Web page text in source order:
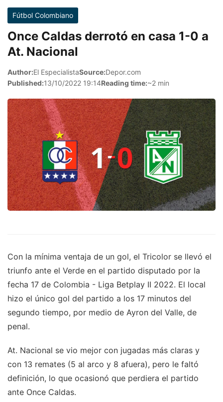
Fútbol Colombiano
Once Caldas derrotó en casa 1-0 a
At. Nacional
Author:El EspecialistaSource:Depor.com
Published:13/10/2022 19:14Reading time:~2 min
Con la mínima ventaja de un gol, el Tricolor se llevó el
triunfo ante el Verde en el partido disputado por la
fecha 17 de Colombia - Liga Betplay II 2022. El local
hizo el único gol del partido a los 17 minutos del
segundo tiempo, por medio de Ayron del Valle, de
penal.
At. Nacional se vio mejor con jugadas más claras y
con 13 remates (5 al arco y 8 afuera), pero le faltó
definición, lo que ocasionó que perdiera el partido
ante Once Caldas.